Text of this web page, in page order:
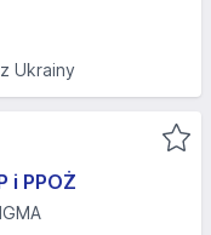
Ukrainy
i PPOŻ